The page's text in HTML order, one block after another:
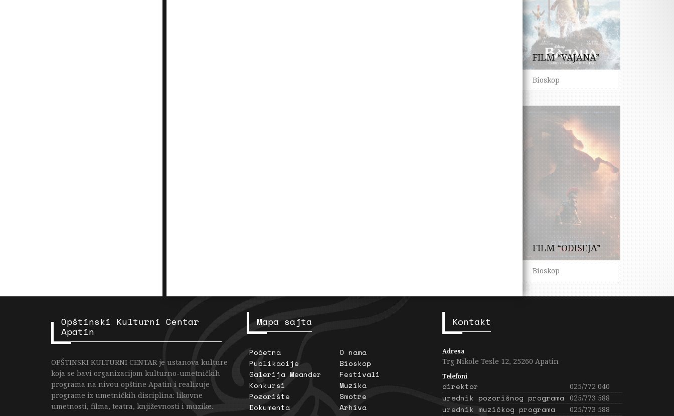
FILM “VAJANA”
Bioskop
FILM “ODISEJA”
Bioskop
Opštinski Kulturni Centar
Apatin
OPŠTINSKI KULTURNI CENTAR je ustanova kulture
koja se bavi organizacijom kulturno-umetničkih
programa na nivou opštine Apatin i realizuje
programe iz umetničkih disciplina: likovne
umetnosti, filma, teatra, književnosti i muzike.
Mapa sajta
Početna
O nama
Publikacije
Bioskop
Galerija Meander
Festivali
Konkursi
Muzika
Pozorište
Smotre
Dokumenta
Arhiva
Kontakt
Adresa
Trg Nikole Tesle 12, 25260 Apatin
Telefoni
direktor 025/772 040
urednik pozorišnog programa 025/773 588
urednik muzičkog programa 025/773 588